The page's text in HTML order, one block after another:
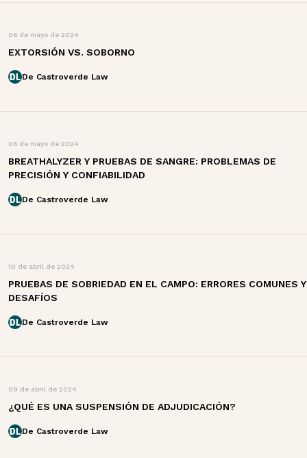
06 de mayo de 2024
EXTORSIÓN VS. SOBORNO
De Castroverde Law
06 de mayo de 2024
BREATHALYZER Y PRUEBAS DE SANGRE: PROBLEMAS DE
PRECISIÓN Y CONFIABILIDAD
De Castroverde Law
10 de abril de 2024
PRUEBAS DE SOBRIEDAD EN EL CAMPO: ERRORES COMUNES Y
DESAFÍOS
De Castroverde Law
09 de abril de 2024
¿QUÉ ES UNA SUSPENSIÓN DE ADJUDICACIÓN?
De Castroverde Law